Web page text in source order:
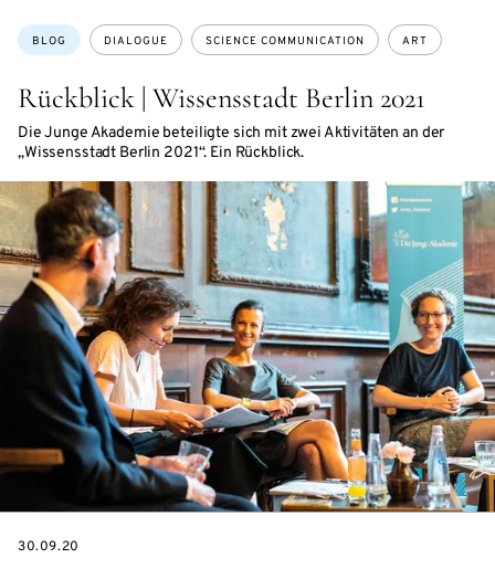
Rückblick | Wissensstadt Berlin 2021
Die Junge Akademie beteiligte sich mit zwei Aktivitäten an der
„Wissensstadt Berlin 2021“. Ein Rückblick.
Topics:
BLOG DIALOGUE SCIENCE COMMUNICATION ART
DATE
30.09.20